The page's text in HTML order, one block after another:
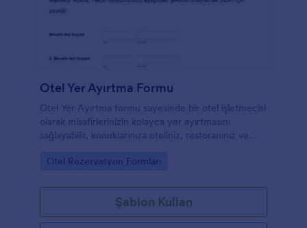
Otel Yer Ayırtma Formu
Otel Yer Ayırtma formu sayesinde bir otel işletmecisi
olarak misafirlerinizin kolayca yer ayırtmasını
sağlayabilir, konuklarınıza oteliniz, restoranınız ve
Konaklama tarihleri ve diğer ihtiyaçlar için özel
yeniden düzenleyebilirsiniz.
Go to Category:
Otel Rezervasyon Formları
Şablon Kullan